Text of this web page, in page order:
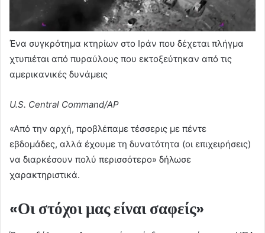
Ένα συγκρότημα κτηρίων στο Ιράν που δέχεται πλήγμα
χτυπιέται από πυραύλους που εκτοξεύτηκαν από τις
αμερικανικές δυνάμεις
U.S. Central Command/AP
«Από την αρχή, προβλέπαμε τέσσερις με πέντε
εβδομάδες, αλλά έχουμε τη δυνατότητα (οι επιχειρήσεις)
να διαρκέσουν πολύ περισσότερο» δήλωσε
χαρακτηριστικά.
«Οι στόχοι μας είναι σαφείς»